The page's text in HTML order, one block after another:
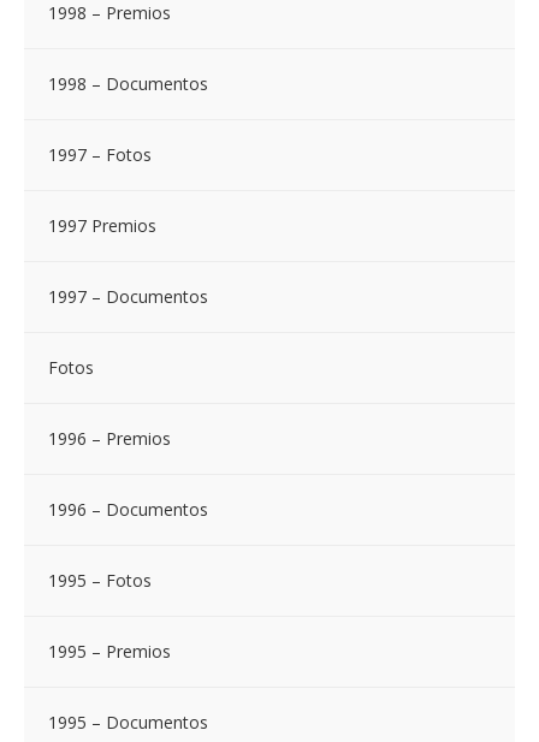
1998 – Premios
1998 – Documentos
1997 – Fotos
1997 Premios
1997 – Documentos
Fotos
1996 – Premios
1996 – Documentos
1995 – Fotos
1995 – Premios
1995 – Documentos